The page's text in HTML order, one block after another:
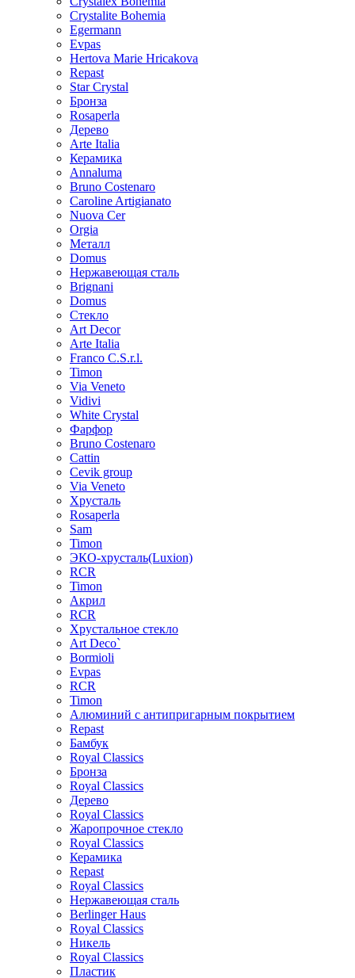
Crystalite Bohemia
Egermann
Evpas
Hertova Marie Hricakova
Repast
Star Crystal
Бронза
Rosaperla
Дерево
Arte Italia
Керамика
Annaluma
Bruno Costenaro
Caroline Artigianato
Nuova Cer
Orgia
Металл
Domus
Нержавеющая сталь
Brignani
Domus
Стекло
Art Decor
Arte Italia
Franco C.S.r.l.
Timon
Via Veneto
Vidivi
White Crystal
Фарфор
Bruno Costenaro
Cattin
Cevik group
Via Veneto
Хрусталь
Rosaperla
Sam
Timon
ЭКО-хрусталь(Luxion)
RCR
Timon
Акрил
RCR
Хрустальное стекло
Art Deco`
Bormioli
Evpas
RCR
Timon
Алюминий с антипригарным покрытием
Repast
Бамбук
Royal Classics
Бронза
Royal Classics
Дерево
Royal Classics
Жаропрочное стекло
Royal Classics
Керамика
Repast
Royal Classics
Нержавеющая сталь
Berlinger Haus
Royal Classics
Никель
Royal Classics
Пластик